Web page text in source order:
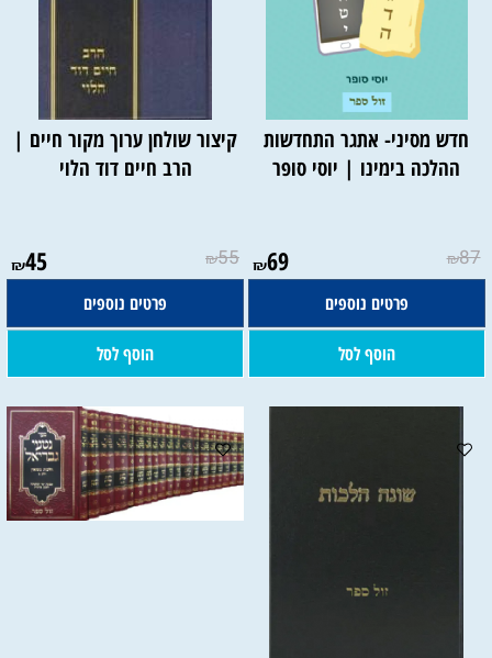
חדש מסיני- אתגר התחדשות
ההלכה בימינו | יוסי סופר
₪87
₪69
פרטים נוספים
הוסף לסל
קיצור שולחן ערוך מקור חיים |
הרב חיים דוד הלוי
₪55
₪45
פרטים נוספים
הוסף לסל